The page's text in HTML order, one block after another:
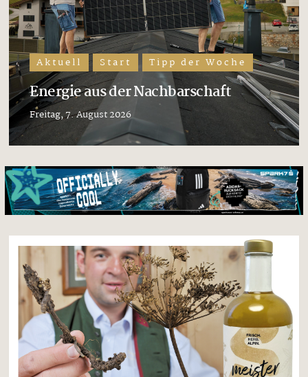
Aktuell Start Tipp der Woche
Energie aus der Nachbarschaft
Freitag, 7. August 2026